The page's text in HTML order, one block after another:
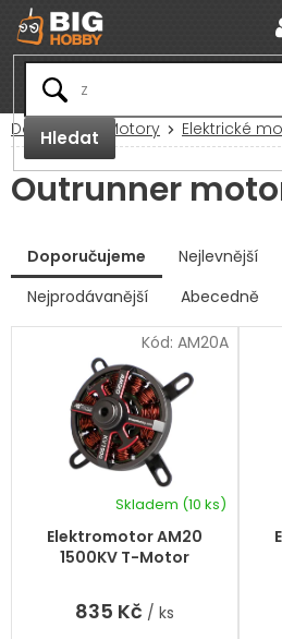
Přejít
na
obsah
Hledat
Domů RC Motory Elektrické
Outrunner
a
Doporučujeme Nejlevnější
Nejprodávanější
Abecedně
ý
i
Elektromotor AM20
1500KV T-Motor
Skladem (10 ks)
835 Kč / ks
Kód: AM20A